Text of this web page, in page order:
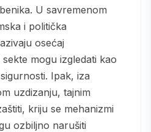
U savremenom
i politička
osećaj
mogu izgledati kao
Ipak, iza
uzdizanju, tajnim
kriju se mehanizmi
ozbiljno narušiti